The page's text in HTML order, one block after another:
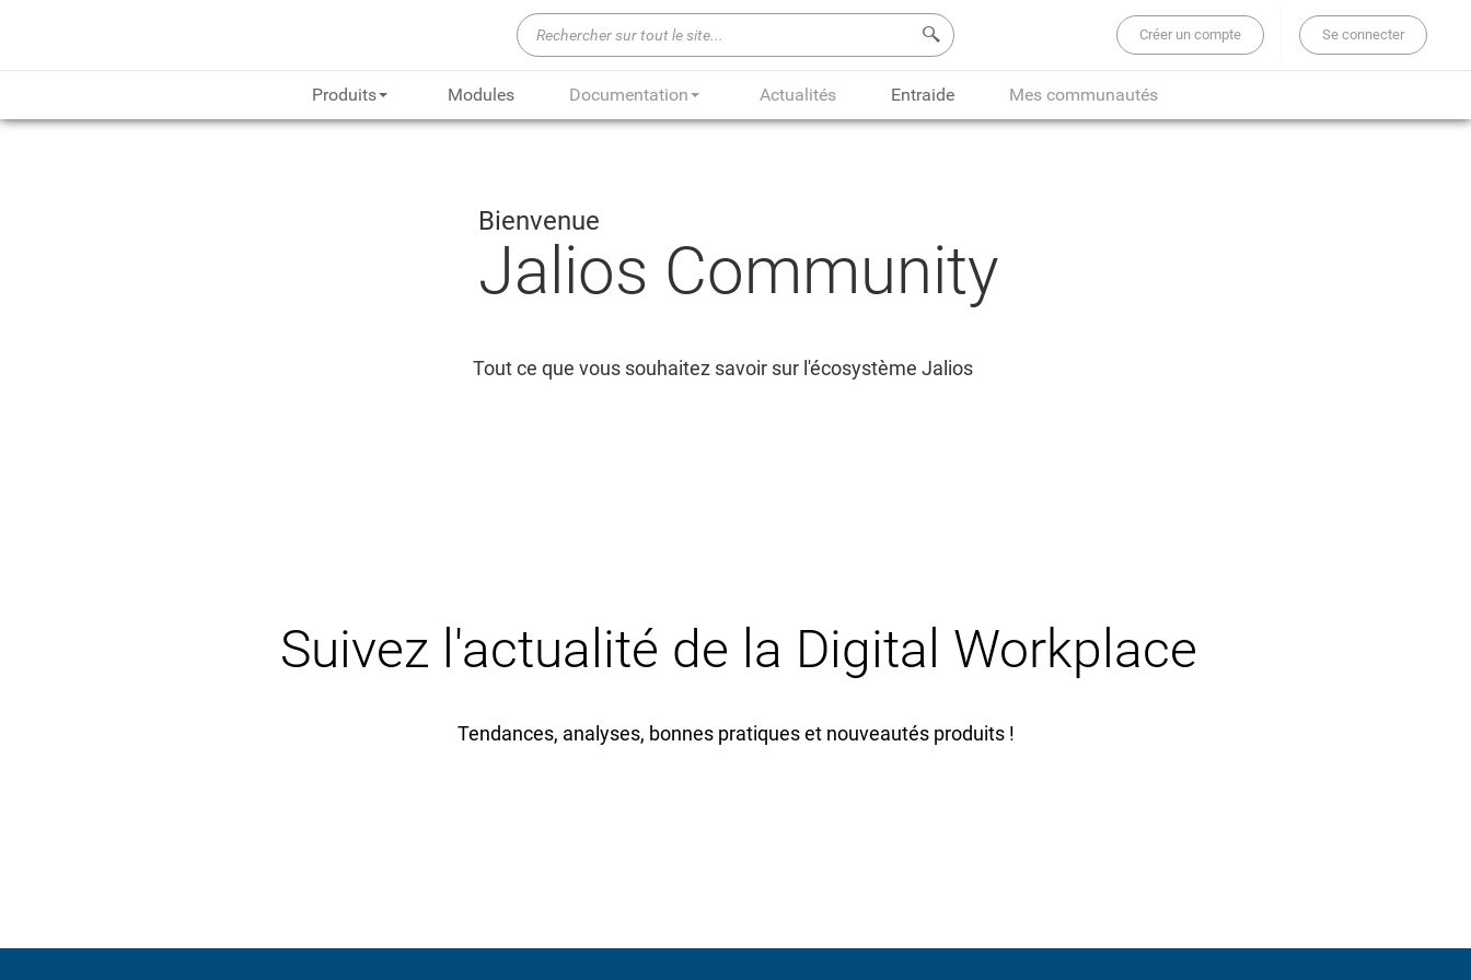
Rechercher sur tout le site...
Créer un compte Se connecter
Produits Modules Documentation Actualités Entraide Mes communautés
Bienvenue
Jalios Community
Tout ce que vous souhaitez savoir sur l'écosystème Jalios
Suivez l'actualité de la Digital Workplace
Tendances, analyses, bonnes pratiques et nouveautés produits !